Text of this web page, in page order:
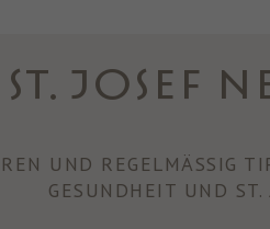
ST. JOSEF
UND REGELMÄSSIG
GESUNDHEIT UND ST.